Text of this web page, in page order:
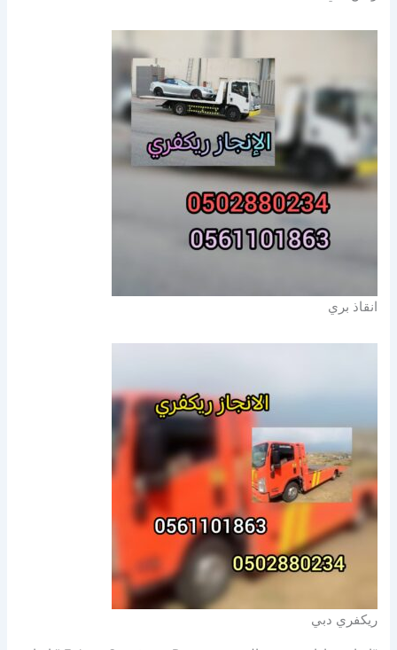
انقاذ بري
ريكفري دبي